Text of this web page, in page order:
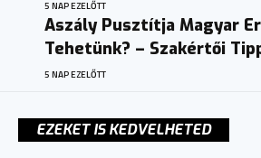
5 NAP EZELŐTT
Aszály Pusztítja Magyar
Tehetünk? – Szakértői
5 NAP EZELŐTT
EZEKET IS KEDVELHETED